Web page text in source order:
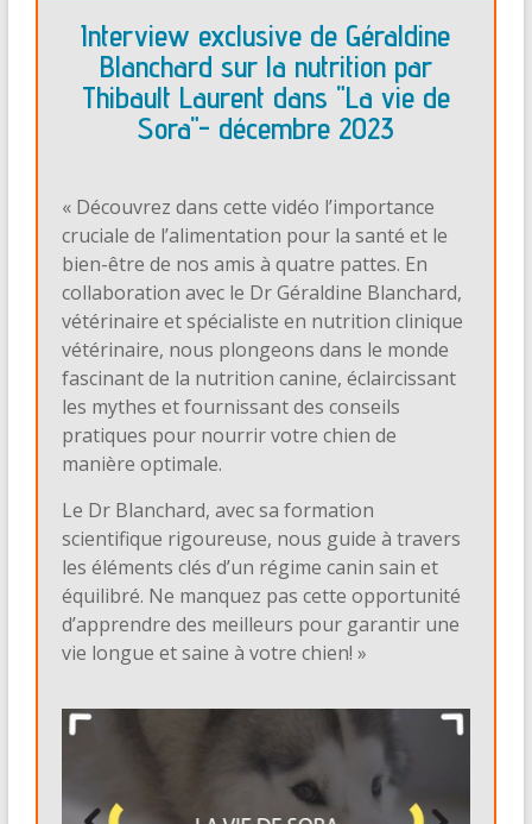
Interview exclusive de Géraldine
Blanchard sur la nutrition par
Thibault Laurent dans "La vie de
Sora"- décembre 2023
« Découvrez dans cette vidéo l’importance
cruciale de l’alimentation pour la santé et le
bien-être de nos amis à quatre pattes. En
collaboration avec le Dr Géraldine Blanchard,
vétérinaire et spécialiste en nutrition clinique
vétérinaire, nous plongeons dans le monde
fascinant de la nutrition canine, éclaircissant
les mythes et fournissant des conseils
pratiques pour nourrir votre chien de
manière optimale.
Le Dr Blanchard, avec sa formation
scientifique rigoureuse, nous guide à travers
les éléments clés d’un régime canin sain et
équilibré. Ne manquez pas cette opportunité
d’apprendre des meilleurs pour garantir une
vie longue et saine à votre chien! »